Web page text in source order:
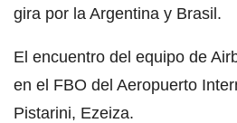
gira por la Argentina y Brasil.
El encuentro del equipo de
en el FBO del Aeropuerto
Pistarini, Ezeiza.